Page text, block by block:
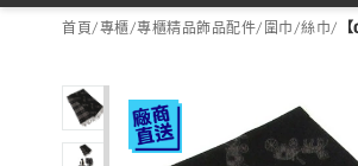
首頁/專櫃/專櫃精品飾品配件/ 圍巾/絲巾/